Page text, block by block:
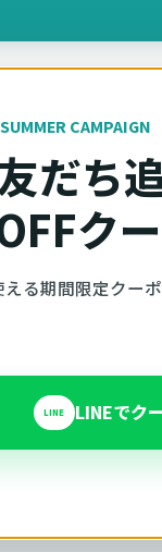
SUMMER CAMPAIGN
だち
ク
る期間限定クーポ
LINE LINEでク
製品
会社